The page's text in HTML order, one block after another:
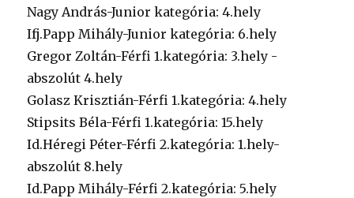
Nagy András-Junior kategória: 4.hely
Ifj.Papp Mihály-Junior kategória: 6.hely
Gregor Zoltán-Férfi 1.kategória: 3.hely -
abszolút 4.hely
Golasz Krisztián-Férfi 1.kategória: 4.hely
Stipsits Béla-Férfi 1.kategória: 15.hely
Id.Héregi Péter-Férfi 2.kategória: 1.hely-
abszolút 8.hely
Id.Papp Mihály-Férfi 2.kategória: 5.hely